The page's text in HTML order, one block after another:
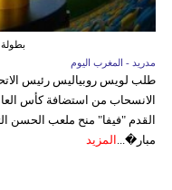
مدريد - المغرب اليوم
طلب لويس روبياليس رئيس
القدم "فيفا" منح ملعب الحسن
مبار�... المزيد